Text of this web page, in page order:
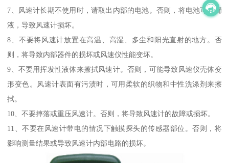
7、风速计长期不使用时，请取出内部的电池。否则，将电池可能漏
液，导致风速计损坏。
8、不要将风速计放置在高温、高湿、多尘和阳光直射的地方。否
则，将导致内部器件的损坏或风速仪性能变坏。
9、不要用挥发性液体来擦拭风速计。否则，可能导致风速仪壳体变
形变色。风速计表面有污渍时，可用柔软的织物和中性洗涤剂来擦
拭。
10、不要摔落或重压风速计。否则，将导致风速计的故障或损坏。
11、不要在风速计带电的情况下触摸探头的传感器部位。否则，将
影响测量结果或导致风速计内部电路的损坏。